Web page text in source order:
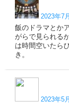
2023年7
飯のドラマとか
がらで見られる
は時間空いたら
き。
2023年5